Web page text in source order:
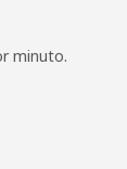
minuto.